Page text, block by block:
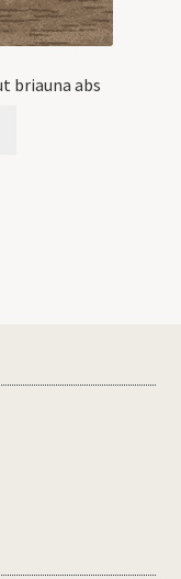
briauna abs